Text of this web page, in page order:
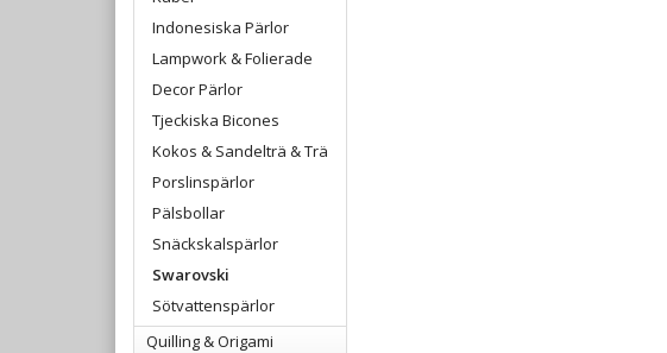
Indonesiska Pärlor
Lampwork & Folierade
Decor Pärlor
Tjeckiska Bicones
Kokos & Sandelträ & Trä
Porslinspärlor
Pälsbollar
Snäckskalspärlor
Swarovski
Sötvattenspärlor
Quilling & Origami